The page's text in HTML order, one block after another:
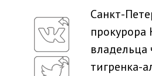
Санкт-
владельца
тигренка-